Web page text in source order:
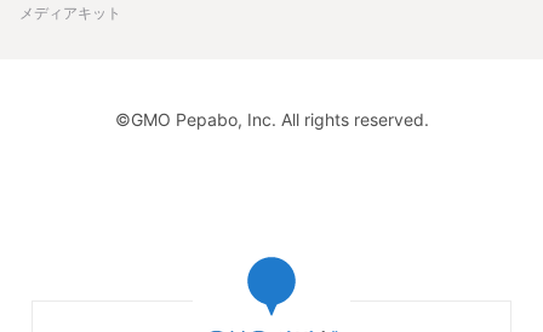
メディアキット
©GMO Pepabo, Inc. All rights reserved.